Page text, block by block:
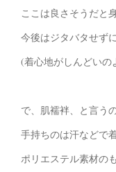
ここは良さそうだと
今後はジタバタせず
(着心地がしんどいの
で、肌襦袢、と言う
手持ちのは汗などで
ポリエステル素材のも